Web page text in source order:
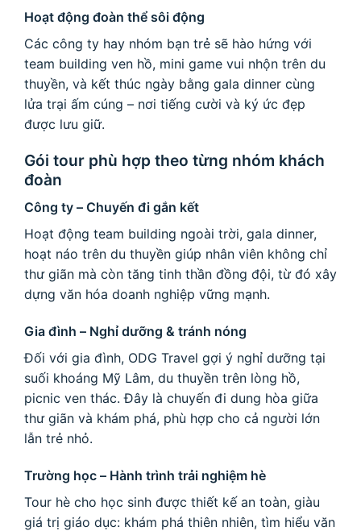
Hoạt động đoàn thể sôi động
Các công ty hay nhóm bạn trẻ sẽ hào hứng với
team building ven hồ, mini game vui nhộn trên du
thuyền, và kết thúc ngày bằng gala dinner cùng
lửa trại ấm cúng – nơi tiếng cười và ký ức đẹp
được lưu giữ.
Gói tour phù hợp theo từng nhóm khách
đoàn
Công ty – Chuyến đi gắn kết
Hoạt động team building ngoài trời, gala dinner,
hoạt náo trên du thuyền giúp nhân viên không chỉ
thư giãn mà còn tăng tinh thần đồng đội, từ đó xây
dựng văn hóa doanh nghiệp vững mạnh.
Gia đình – Nghỉ dưỡng & tránh nóng
Đối với gia đình, ODG Travel gợi ý nghỉ dưỡng tại
suối khoáng Mỹ Lâm, du thuyền trên lòng hồ,
picnic ven thác. Đây là chuyến đi dung hòa giữa
thư giãn và khám phá, phù hợp cho cả người lớn
lẫn trẻ nhỏ.
Trường học – Hành trình trải nghiệm hè
Tour hè cho học sinh được thiết kế an toàn, giàu
giá trị giáo dục: khám phá thiên nhiên, tìm hiểu văn